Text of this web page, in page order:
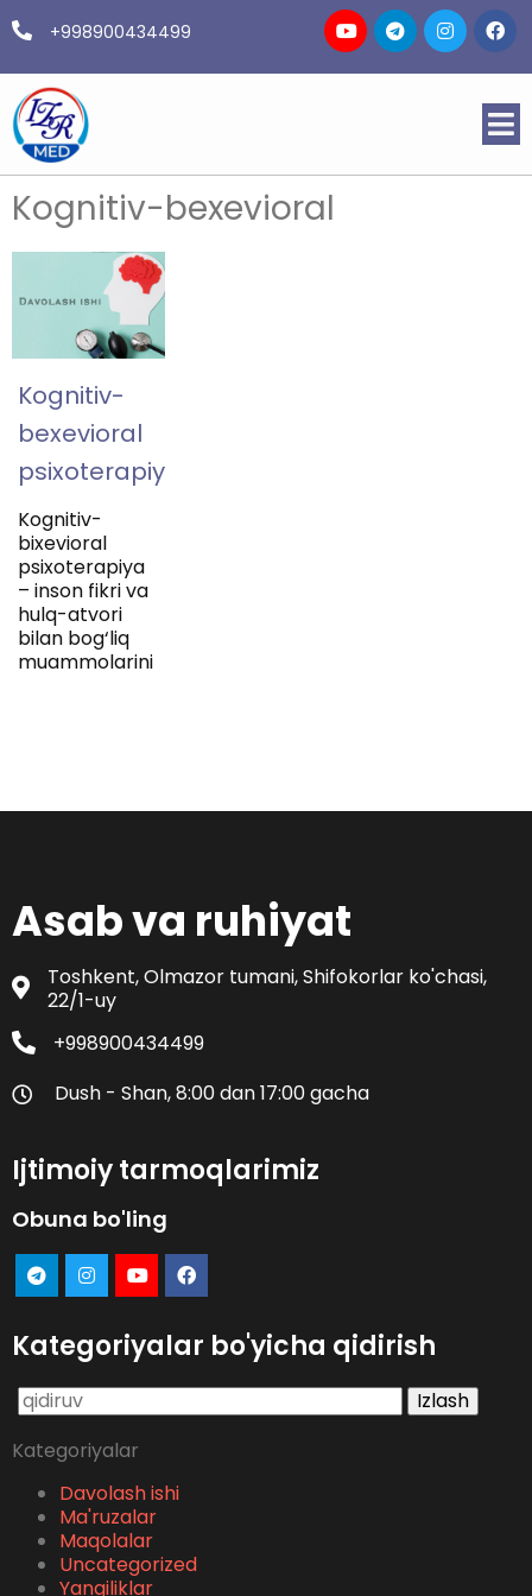
+998900434499
Kognitiv-bexevioral
Kognitiv-
bexevioral
psixoterapiya
Kognitiv-
bixevioral
psixoterapiya
– inson fikri va
hulq-atvori
bilan bog‘liq
muammolarini
Asab va ruhiyat
Toshkent, Olmazor tumani, Shifokorlar ko'chasi,
22/1-uy
+998900434499
Dush - Shan, 8:00 dan 17:00 gacha
Ijtimoiy tarmoqlarimiz
Obuna bo'ling
Kategoriyalar bo'yicha qidirish
Qidirshish:
Kategoriyalar
Davolash ishi
Ma'ruzalar
Maqolalar
Uncategorized
Yangiliklar